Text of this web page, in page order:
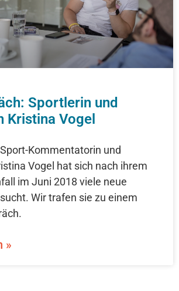
Sportlerin und
Kristina Vogel
Kommentatorin und
Vogel hat sich nach ihrem
im Juni 2018 viele neue
Wir trafen sie zu einem
»